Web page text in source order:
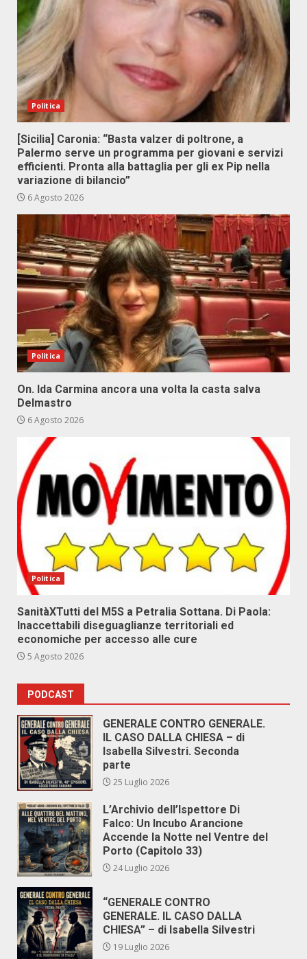
Politica
[Sicilia] Caronia: “Basta valzer di poltrone, a
Palermo serve un programma per giovani e servizi
efficienti. Pronta alla battaglia per gli ex Pip nella
variazione di bilancio”
6 Agosto 2026
Politica
On. Ida Carmina ancora una volta la casta salva
Delmastro
6 Agosto 2026
Politica
SanitàXTutti del M5S a Petralia Sottana. Di Paola:
Inaccettabili diseguaglianze territoriali ed
economiche per accesso alle cure
5 Agosto 2026
PODCAST
GENERALE CONTRO GENERALE.
IL CASO DALLA CHIESA – di
Isabella Silvestri. Seconda
parte
25 Luglio 2026
L’Archivio dell’Ispettore Di
Falco: Un Incubo Arancione
Accende la Notte nel Ventre del
Porto (Capitolo 33)
24 Luglio 2026
“GENERALE CONTRO
GENERALE. IL CASO DALLA
CHIESA” – di Isabella Silvestri
19 Luglio 2026